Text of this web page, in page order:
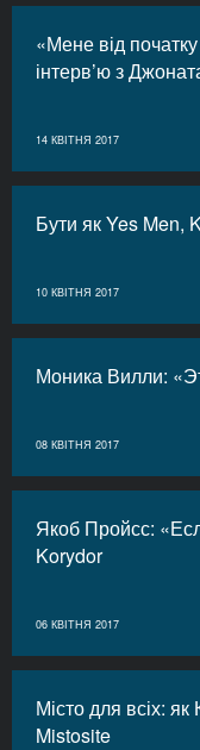
«Мене від
інтерв’ю з
14 КВІТНЯ 2017
Бути як Yes Men,
10 КВІТНЯ 2017
Моника Вилли:
08 КВІТНЯ 2017
Якоб Пройсс:
Korydor
06 КВІТНЯ 2017
Місто для всіх:
Mistosite